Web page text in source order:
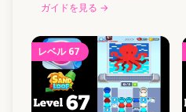
ガイドを見る →
レベル 67